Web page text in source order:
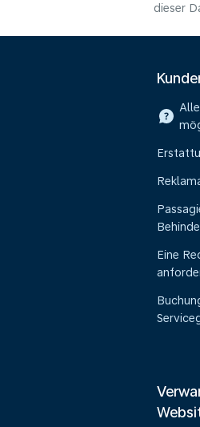
dieser
Eine